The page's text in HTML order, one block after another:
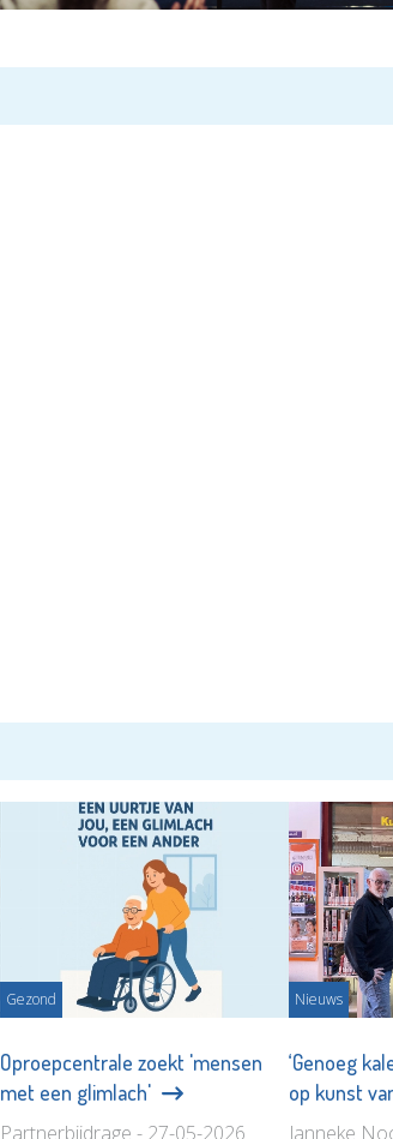
Gezond
Oproepcentrale zoekt 'mensen
met een glimlach'
Partnerbijdrage - 27-05-2026
Nieuws
‘Genoeg
op kunst
Janneke